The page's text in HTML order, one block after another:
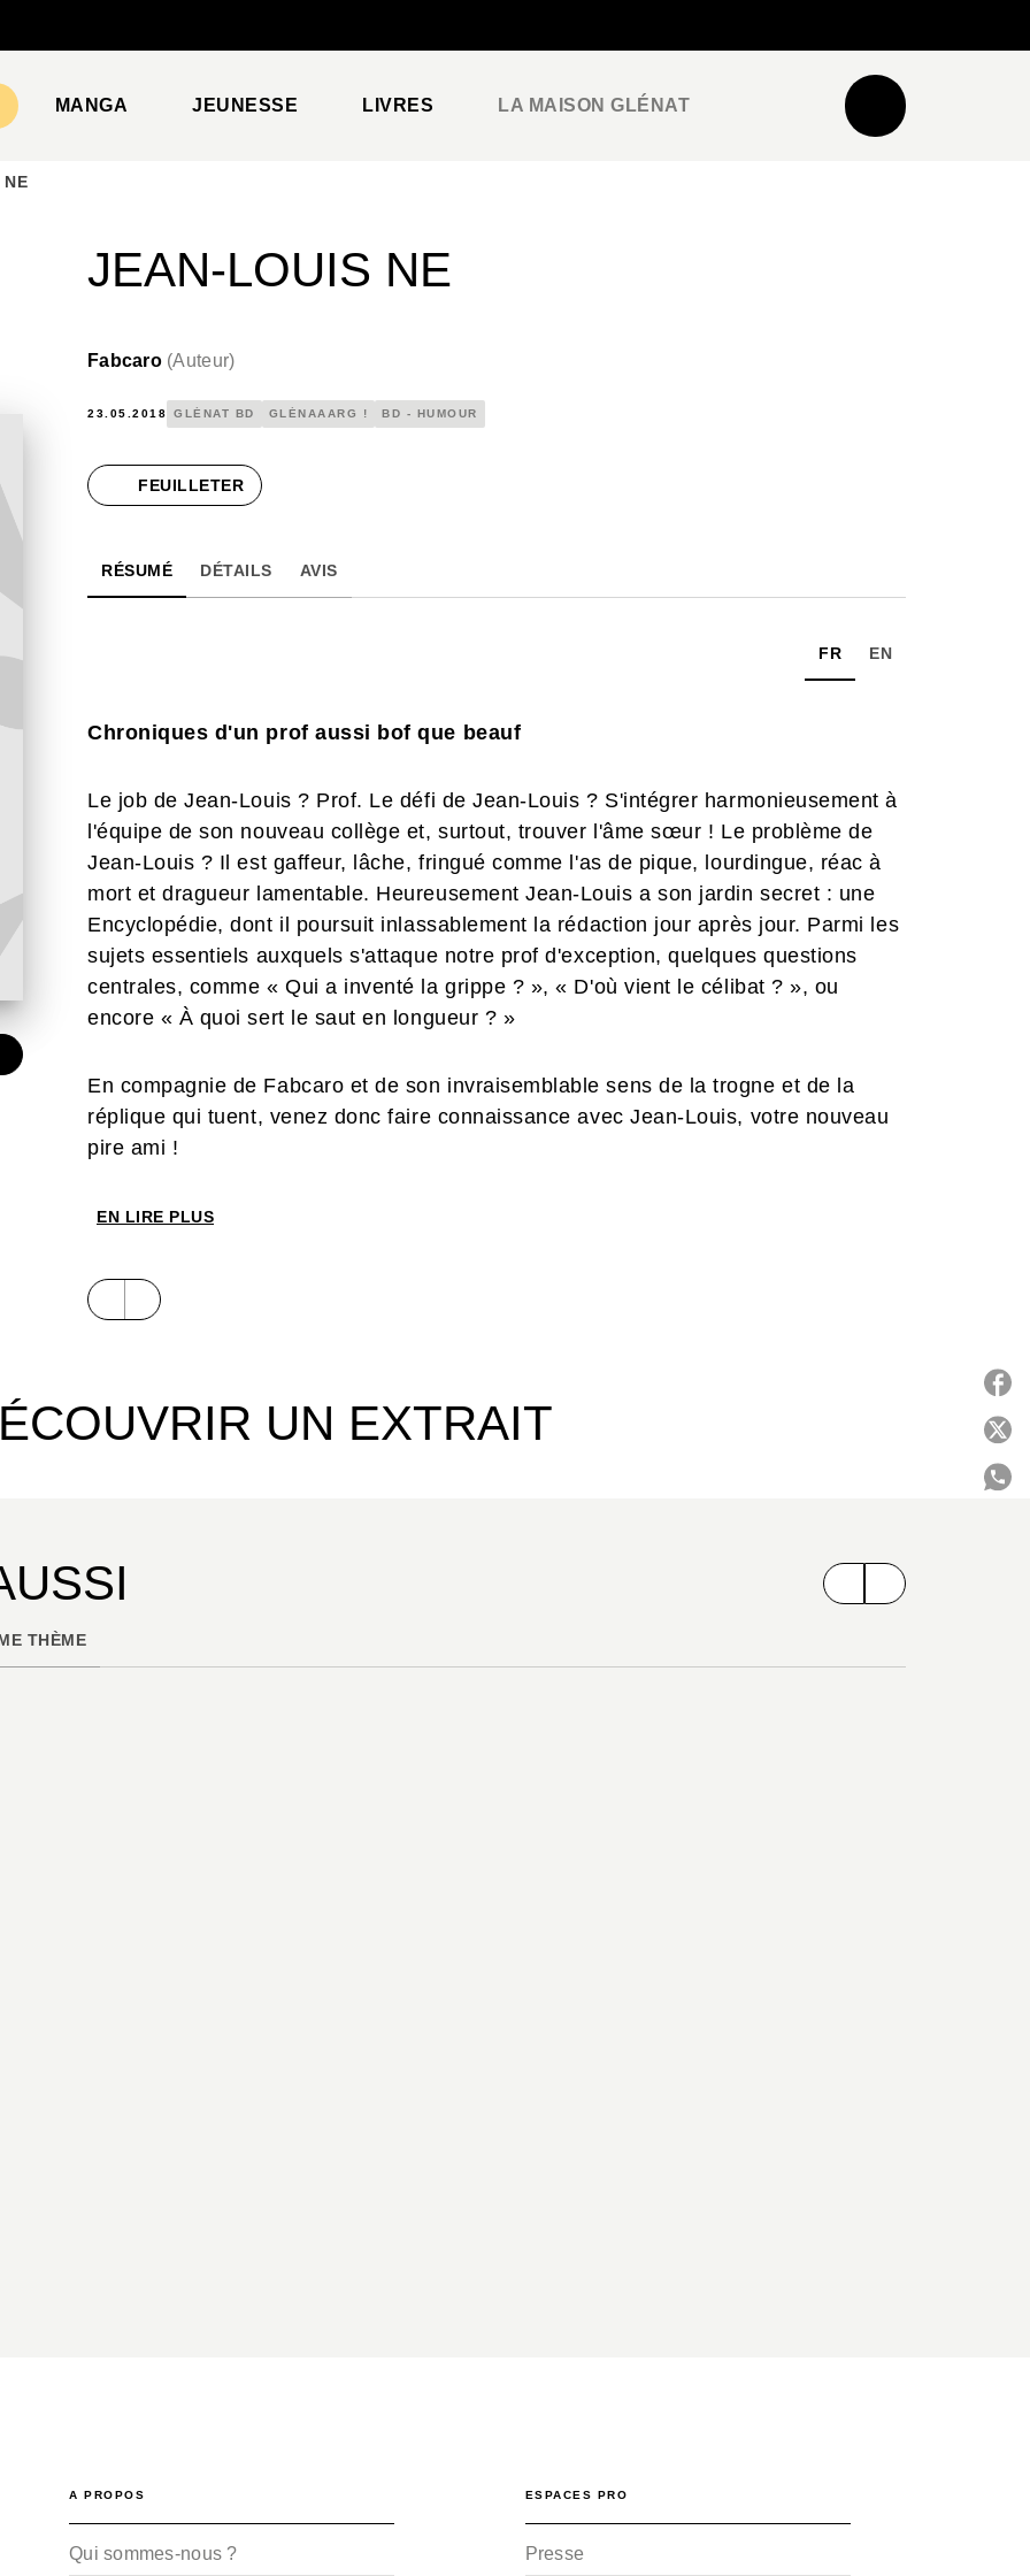
MANGA JEUNESSE LIVRES LA MAISON GLÉNAT
JEAN-LOUIS NE
Fabcaro (Auteur)
23.05.2018 GLÉNAT BD GLÉNAAARG ! BD - HUMOUR
FEUILLETER
RÉSUMÉ DÉTAILS AVIS
FR EN
Chroniques d'un prof aussi bof que beauf
Le job de Jean-Louis ? Prof. Le défi de Jean-Louis ? S'intégrer harmonieusement à
l'équipe de son nouveau collège et, surtout, trouver l'âme sœur ! Le problème de
Jean-Louis ? Il est gaffeur, lâche, fringué comme l'as de pique, lourdingue, réac à
mort et dragueur lamentable. Heureusement Jean-Louis a son jardin secret : une
Encyclopédie, dont il poursuit inlassablement la rédaction jour après jour. Parmi les
sujets essentiels auxquels s'attaque notre prof d'exception, quelques questions
centrales, comme « Qui a inventé la grippe ? », « D'où vient le célibat ? », ou
encore « À quoi sert le saut en longueur ? »
En compagnie de Fabcaro et de son invraisemblable sens de la trogne et de la
réplique qui tuent, venez donc faire connaissance avec Jean-Louis, votre nouveau
pire ami !
EN LIRE PLUS
UN EXTRAIT
THÈME
A PROPOS
Qui sommes-nous ?
ESPACES PRO
Presse